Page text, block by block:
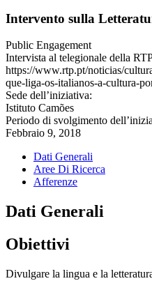
Intervento sulla
Public Engagement
Intervista al telegionale della
https://www.rtp.pt/noticias/
que-liga-os-italianos-a-cultura-
Sede dell’iniziativa:
Istituto Camões
Periodo di svolgimento
Febbraio 9, 2018
Dati Generali
Aree Di Ricerca
Afferenze
Dati Generali
Obiettivi
Divulgare la lingua e la